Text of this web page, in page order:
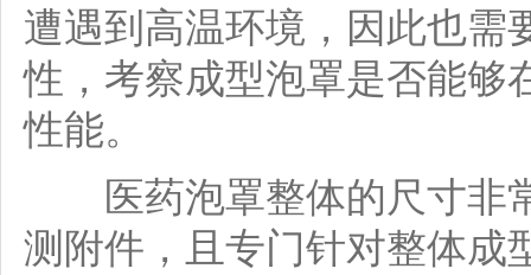
遭遇到高温环境，因此也需
性，考察成型泡罩是否能够
性能。
医药泡罩整体的尺寸非
测附件，且专门针对整体成